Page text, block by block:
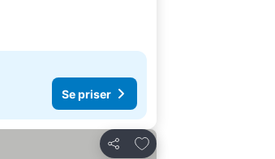
Se priser
Dela
Lägg till i Mina Favoriter